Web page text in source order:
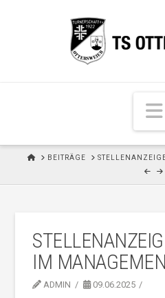
N
H
E
BEITRÄGE
IM
ADMIN 09.06.2025